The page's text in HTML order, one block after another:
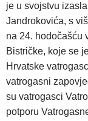
je u svojstvu
Jandrokovića, s
na 24. hodočašću
Bistričke, koje se
Hrvatske
vatrogasni
su vatrogasci
potporu